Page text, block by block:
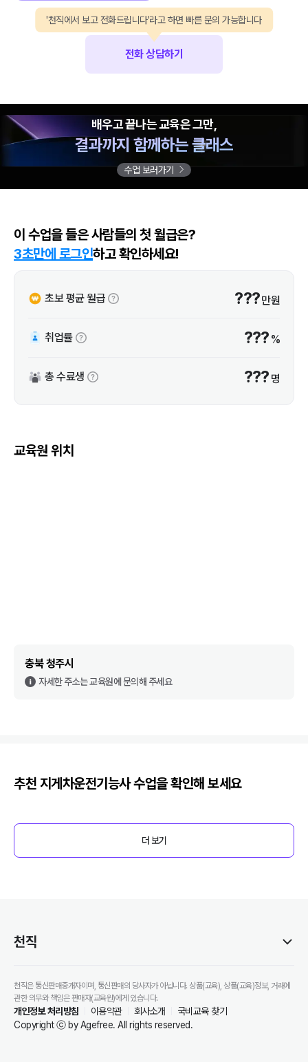
전화 상담하기
'천직에서 보고 전화드립니다'라고 하면 빠른 문의 가능합니다
배우고 끝나는 교육은 그만,
결과까지 함께하는 클래스
수업 보러가기
이 수업을 들은 사람들의 첫 월급은?
3초만에 로그인하고 확인하세요!
초보 평균 월급 ???만원
취업률 ??? %
총 수료생 ??? 명
교육원 위치
충북 청주시
자세한 주소는 교육원에 문의해 주세요
추천 지게차운전기능사수업을 확인해 보세요
더 보기
천직
천직은 통신판매중개자이며, 통신판매의 당사자가 아닙니다. 상품(교육), 상품(교육)정보, 거래에
관한 의무와 책임은 판매자(교육원)에게 있습니다.
개인정보 처리방침 이용약관 회사소개
국비교육 찾기
Copyright ⓒ by Agefree. All rights reserved.